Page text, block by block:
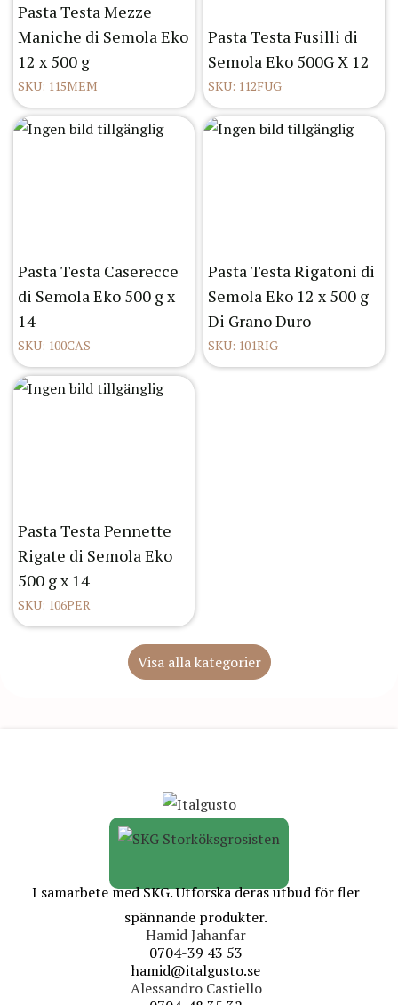
Pasta Testa Mezze
Maniche di Semola Eko
12 x 500 g
SKU: 115MEM
Pasta Testa Fusilli di
Semola Eko 500G X 12
SKU: 112FUG
Pasta Testa Caserecce
di Semola Eko 500 g x
14
SKU: 100CAS
Pasta Testa Rigatoni di
Semola Eko 12 x 500 g
Di Grano Duro
SKU: 101RIG
Pasta Testa Pennette
Rigate di Semola Eko
500 g x 14
SKU: 106PER
Visa alla kategorier
I samarbete med SKG. Utforska deras utbud för fler
spännande produkter.
Hamid Jahanfar
0704-39 43 53
hamid@italgusto.se
Alessandro Castiello